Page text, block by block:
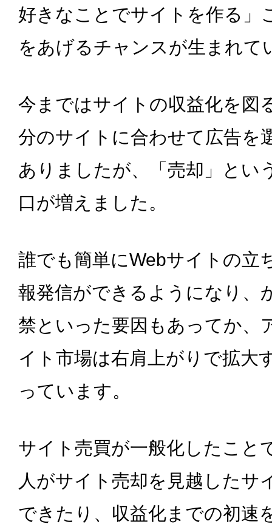
好きなことでサイトを作る」
をあげるチャンスが生まれて
今まではサイトの収益化を図
分のサイトに合わせて広告を
ありましたが、「売却」とい
口が増えました。
誰でも簡単にWebサイトの立
報発信ができるようになり、
禁といった要因もあってか、
イト市場は右肩上がりで拡大
っています。
サイト売買が一般化したこと
人がサイト売却を見越したサ
できたり、収益化までの初速